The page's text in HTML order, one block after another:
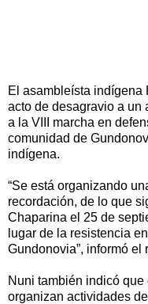
El asambleísta indígena
acto de desagravio a un
a la VIII marcha en
comunidad de
indígena.
“Se está organizando
recordación, de lo que
Chaparina el 25 de
lugar de la resistencia
Gundonovia”, informó el
Nuni también indicó
organizan actividades